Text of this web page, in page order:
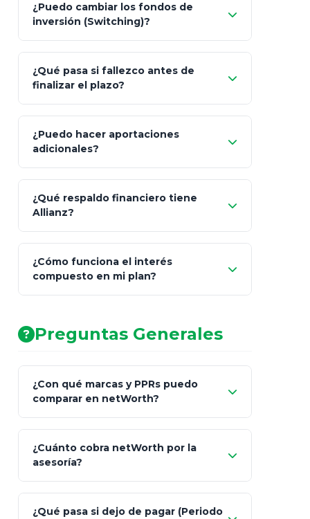
inflación), Dólares o Euros
¿Puedo cambiar los fondos de
inversión (Switching)?
"Switching" (cambio de fondos)
¿Qué pasa si fallezco antes de
finalizar el plazo?
100% a tus
beneficiarios designados
¿Puedo hacer aportaciones
adicionales?
¿Qué respaldo financiero tiene
Allianz?
AA (Muy Fuerte)
¿Cómo funciona el interés
compuesto en mi plan?
Preguntas Generales
¿Con qué marcas y PPRs puedo
comparar en netWorth?
¿Cuánto cobra netWorth por la
asesoría?
¿Qué pasa si dejo de pagar (Periodo